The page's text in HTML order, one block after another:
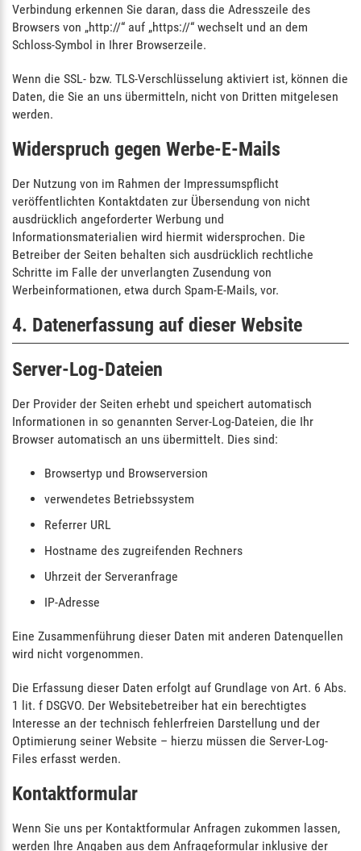
Verbindung erkennen Sie daran, dass die Adresszeile des
Browsers von „http://“ auf „https://“ wechselt und an dem
Schloss-Symbol in Ihrer Browserzeile.
Wenn die SSL- bzw. TLS-Verschlüsselung aktiviert ist, können die
Daten, die Sie an uns übermitteln, nicht von Dritten mitgelesen
werden.
Widerspruch gegen Werbe-E-Mails
Der Nutzung von im Rahmen der Impressumspflicht
veröffentlichten Kontaktdaten zur Übersendung von nicht
ausdrücklich angeforderter Werbung und
Informationsmaterialien wird hiermit widersprochen. Die
Betreiber der Seiten behalten sich ausdrücklich rechtliche
Schritte im Falle der unverlangten Zusendung von
Werbeinformationen, etwa durch Spam-E-Mails, vor.
4. Datenerfassung auf dieser Website
Server-Log-Dateien
Der Provider der Seiten erhebt und speichert automatisch
Informationen in so genannten Server-Log-Dateien, die Ihr
Browser automatisch an uns übermittelt. Dies sind:
Browsertyp und Browserversion
verwendetes Betriebssystem
Referrer URL
Hostname des zugreifenden Rechners
Uhrzeit der Serveranfrage
IP-Adresse
Eine Zusammenführung dieser Daten mit anderen Datenquellen
wird nicht vorgenommen.
Die Erfassung dieser Daten erfolgt auf Grundlage von Art. 6 Abs.
1 lit. f DSGVO. Der Websitebetreiber hat ein berechtigtes
Interesse an der technisch fehlerfreien Darstellung und der
Optimierung seiner Website – hierzu müssen die Server-Log-
Files erfasst werden.
Kontaktformular
Wenn Sie uns per Kontaktformular Anfragen zukommen lassen,
werden Ihre Angaben aus dem Anfrageformular inklusive der